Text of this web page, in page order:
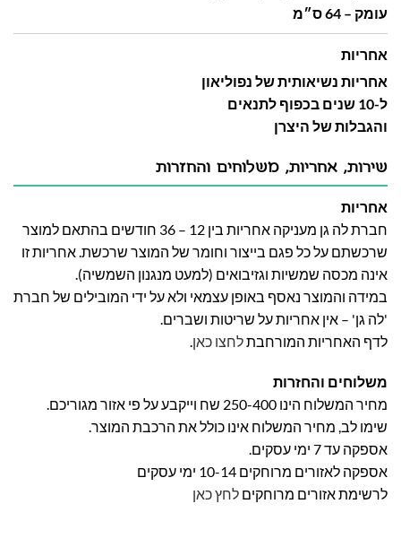
עומק – 64 ס״מ
אחריות
אחריות נשיאותית של נפוליאון
ל-10 שנים בכפוף לתנאים
והגבלות של היצרן
שירות, אחריות, משלוחים והחזרות
אחריות
חברת לה גן מעניקה אחריות בין 12 – 36 חודשים בהתאם למוצר
שרכשתם על כל פגם בייצור וחומר של המוצר שרכשת. אחריות זו
אינה מכסה שמשיות וגזיבואים (למעט מנגנון השמשיה).
במידה והמוצר נאסף באופן עצמאי ולא על ידי המובילים של חברת
'לה גן' – אין אחריות על שריטות ושברים.
לדף האחריות המורחבתלחצו כאן.
משלוחים והחזרות
מחיר המשלוח הינו 250-400 שח וייקבע על פי אזור מגוריכם.
שימו לב, מחיר המשלוח אינו כולל את הרכבת המוצר.
אספקה עד 7 ימי עסקים.
אספקה לאזורים מרוחקים 10-14 ימי עסקים
לרשימת אזורים מרוחקים לחץ כאן